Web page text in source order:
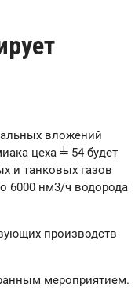
вложений
цеха ╧ 54 будет
и танковых газов
6000 нм3/ч водорода
производств
мероприятием.